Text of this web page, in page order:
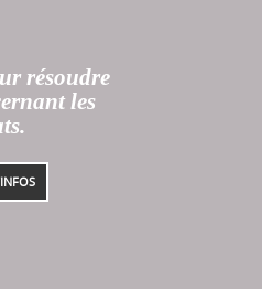
résoudre
les